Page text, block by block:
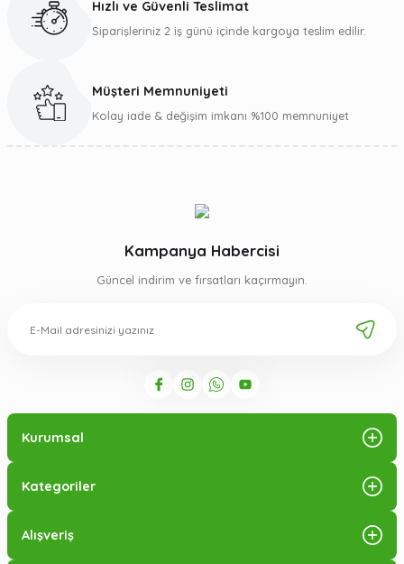
Gönder
Hızlı ve Güvenli Teslimat
Siparişleriniz 2 iş günü içinde kargoya teslim edilir.
Müşteri Memnuniyeti
Kolay iade & değişim imkanı %100 memnuniyet
Kampanya Habercisi
Güncel indirim ve fırsatları kaçırmayın.
Kurumsal
Kategoriler
Alışveriş